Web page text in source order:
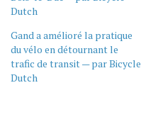
Dutch
Gand a amélioré la pratique
du vélo en détournant le
trafic de transit — par Bicycle
Dutch